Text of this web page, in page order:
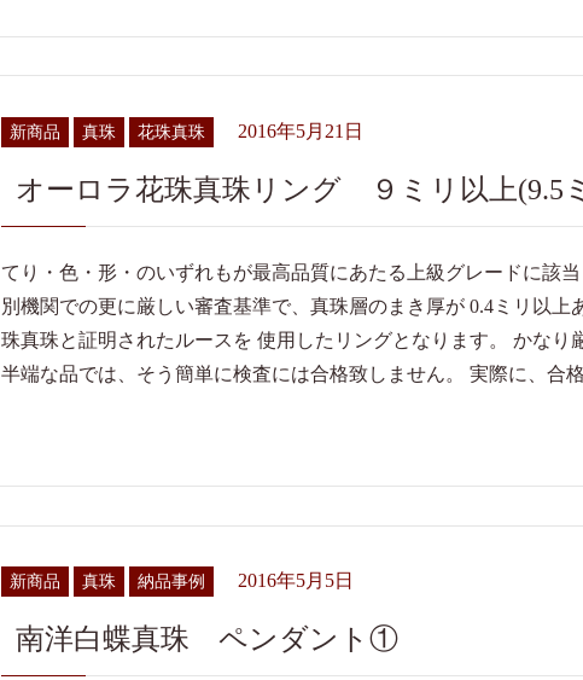
新商品 真珠 花珠真珠 2016年5月21日
オーロラ花珠真珠リング ９ミリ以上(9.5
てり・色・形・のいずれもが最高品質にあたる上級グレードに該
別機関での更に厳しい審査基準で、真珠層のまき厚が 0.4ミリ以
珠真珠と証明されたルースを 使用したリングとなります。 かなり
半端な品では、そう簡単に検査には合格致しません。 実際に、合
新商品 真珠 納品事例 2016年5月5日
南洋白蝶真珠 ペンダント①